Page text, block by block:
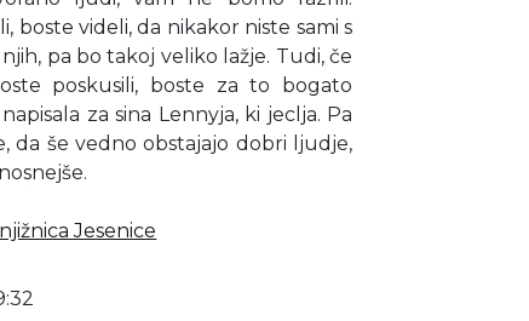
boste videli, da nikakor niste sami s
pa bo takoj veliko lažje. Tudi, če
poskusili, boste za to bogato
za sina Lennyja, ki jeclja. Pa
da še vedno obstajajo dobri ljudje,
Jesenice